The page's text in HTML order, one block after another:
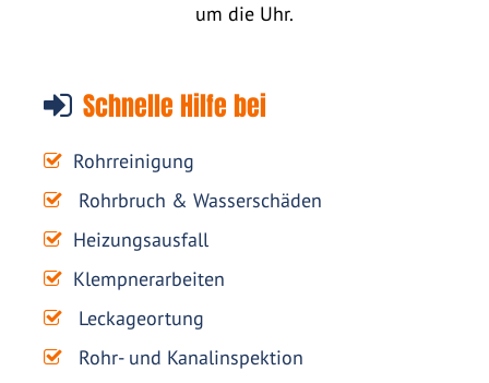
um die Uhr.
Schnelle Hilfe bei
Rohrreinigung
Rohrbruch & Wasserschäden
Heizungsausfall
Klempnerarbeiten
Leckageortung
Rohr- und Kanalinspektion